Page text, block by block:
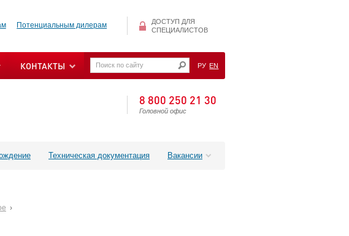
Потенциальным дилерам
ДОСТУП ДЛЯ
СПЕЦИАЛИСТОВ
КОНТАКТЫ РУ EN
8 800 250 21 30
Головной офис
Техническая документация Вакансии